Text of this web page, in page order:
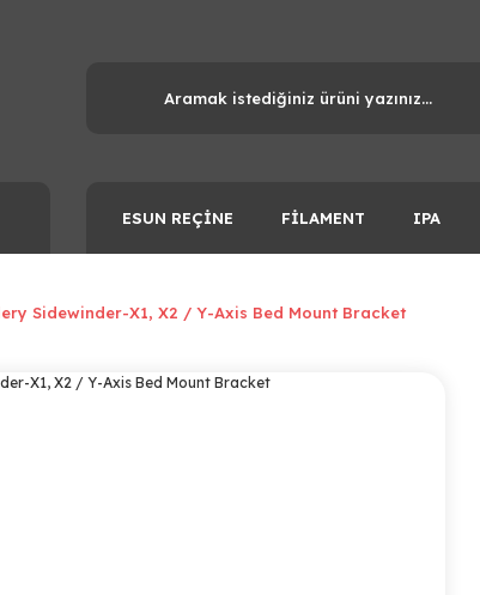
ESUN REÇİNE FİLAMENT IPA
Sidewinder-X1, X2 / Y-Axis Bed Mount Bracket